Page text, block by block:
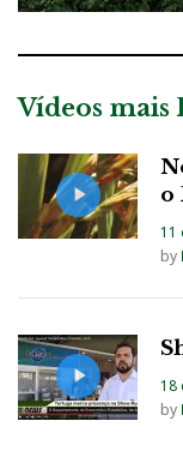
Vídeos mais
o
11
by
18
by